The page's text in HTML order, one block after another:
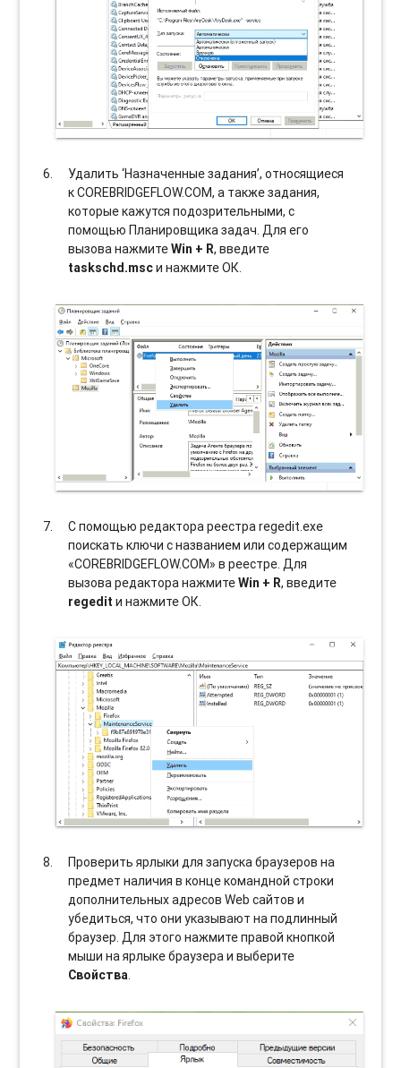
Удалить ‘Назначенные задания’, относящиеся
к COREBRIDGEFLOW.COM, а также задания,
которые кажутся подозрительными, с
помощью Планировщика задач. Для его
вызова нажмитеWin + R, введите
taskschd.mscи нажмите ОК.
С помощью редактора реестра regedit.exe
поискать ключи с названием или содержащим
«COREBRIDGEFLOW.COM» в реестре. Для
вызова редактора нажмитеWin + R, введите
regedit и нажмите ОК.
Проверить ярлыки для запуска браузеров на
предмет наличия в конце командной строки
дополнительных адресов Web сайтов и
убедиться, что они указывают на подлинный
браузер. Для этого нажмите правой кнопкой
мыши на ярлыке браузера и выберите
Свойства.